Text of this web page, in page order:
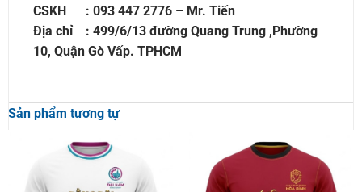
CSKH : 093 447 2776 – Mr. Tiến
Địa chỉ : 499/6/13 đường Quang Trung ,Phường
10, Quận Gò Vấp. TPHCM
Sản phẩm tương tự